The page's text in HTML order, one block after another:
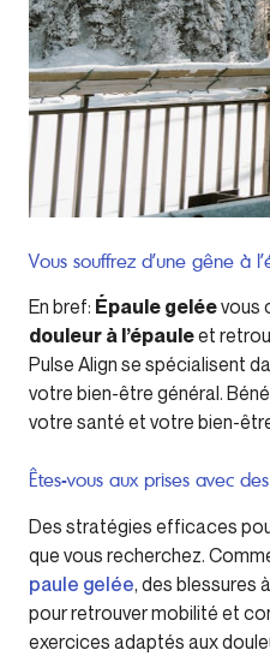
Vous souffrez d’une gêne à
En bref: Épaule geléevous
douleur à l’épauleet
Pulse Align se spécialisent
votre bien-être général.
votre santé et votre bien-
Êtes-vous aux prises avec
Des stratégies efficaces
que vous recherchez.
paule gelée, des blessures
pour retrouver mobilité et
exercices adaptés aux